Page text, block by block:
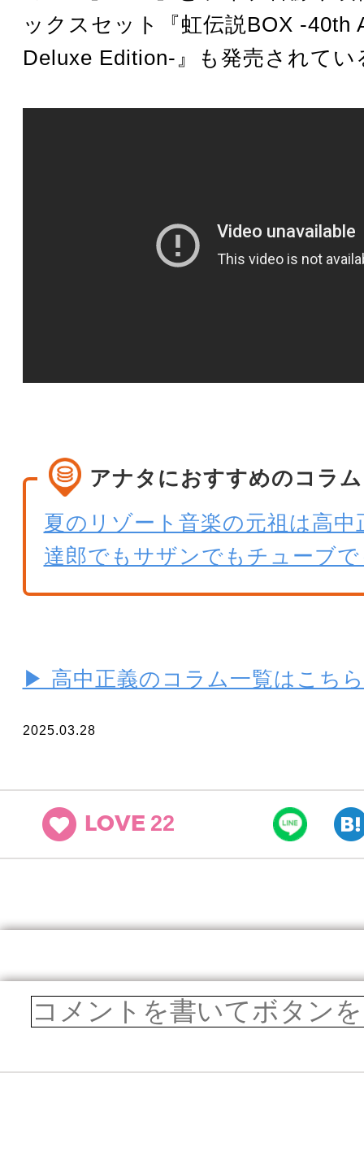
ックスセット『虹伝説BOX -40th
Deluxe Edition-』も発売されてい
アナタにおすすめのコラム
夏のリゾート音楽の元祖は高中
達郎でもサザンでもチューブ
▶ 高中正義のコラム一覧はこち
2025.03.28
LOVE 22